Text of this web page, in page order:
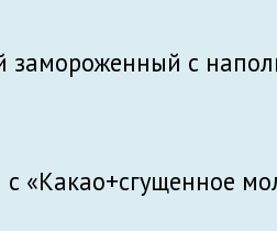
замороженный с